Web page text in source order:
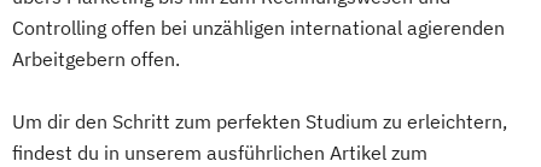
Controlling offen bei unzähligen international agierenden
Arbeitgebern offen.
Um dir den Schritt zum perfekten Studium zu erleichtern,
findest du in unserem ausführlichen Artikel zum